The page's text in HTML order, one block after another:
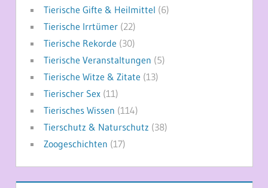
Tierische Gifte & Heilmittel (6)
Tierische Irrtümer(22)
Tierische Rekorde (30)
Tierische Veranstaltungen (5)
Tierische Witze & Zitate (13)
Tierischer Sex(11)
Tierisches Wissen (114)
Tierschutz & Naturschutz (38)
Zoogeschichten (17)